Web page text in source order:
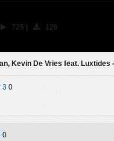
725 |
126
Kevin De Vries feat. Luxtides
30
0